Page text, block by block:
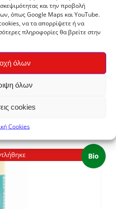
και την προβολή
όπως Google Maps και YouTube.
να τα απορρίψετε ή να
πληροφορίες θα βρείτε στην
όλων
όλων
cookies
Cookies
Compaňero, κόκκοι
– €31,50
€16,00
through
Bio